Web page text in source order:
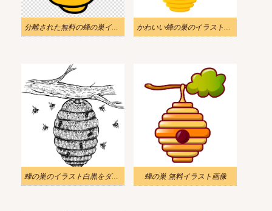
分離された無料の蜂の巣イラスト かわいい蜂の巣のイラスト画像
蜂の巣のイラスト白黒をダウンロード 2 蜂の巣 無料イラスト画像